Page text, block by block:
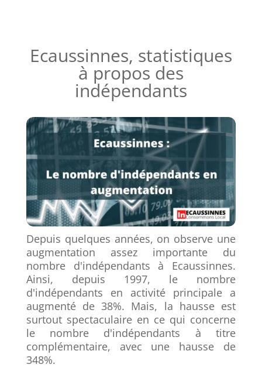
Ecaussinnes, statistiques
à propos des
indépendants
Depuis quelques années, on observe une
augmentation assez importante du
nombre d'indépendants à Ecaussinnes.
Ainsi, depuis 1997, le nombre
d'indépendants en activité principale a
augmenté de 38%. Mais, la hausse est
surtout spectaculaire en ce qui concerne
le nombre d'indépendants à titre
complémentaire, avec une hausse de
348%.